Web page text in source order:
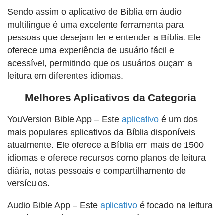
Sendo assim o aplicativo de Bíblia em áudio
multilíngue é uma excelente ferramenta para
pessoas que desejam ler e entender a Bíblia. Ele
oferece uma experiência de usuário fácil e
acessível, permitindo que os usuários ouçam a
leitura em diferentes idiomas.
Melhores Aplicativos da Categoria
YouVersion Bible App – Este aplicativo é um dos
mais populares aplicativos da Bíblia disponíveis
atualmente. Ele oferece a Bíblia em mais de 1500
idiomas e oferece recursos como planos de leitura
diária, notas pessoais e compartilhamento de
versículos.
Audio Bible App – Este aplicativo é focado na leitura